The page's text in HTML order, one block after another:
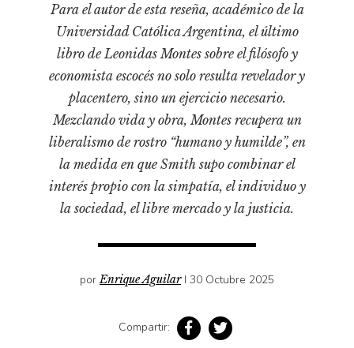
Personaje
Personajes secundarios
Relecturas
Sociedad
Turismo accidental
Vidas paralelas
Para el autor de esta reseña, académico de la
Universidad Católica Argentina, el último
libro de Leonidas Montes sobre el filósofo y
economista escocés no solo resulta revelador y
placentero, sino un ejercicio necesario.
Mezclando vida y obra, Montes recupera un
liberalismo de rostro “humano y humilde”, en
la medida en que Smith supo combinar el
interés propio con la simpatía, el individuo y
la sociedad, el libre mercado y la justicia.
porEnrique Aguilar I 30 Octubre 2025
Compartir: